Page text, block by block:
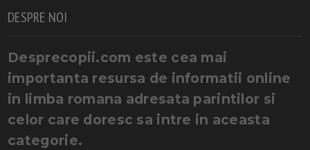
DESPRE NOI
Desprecopii.com este cea mai
importanta resursa de informatii online
in limba romana adresata parintilor si
celor care doresc sa intre in aceasta
categorie.